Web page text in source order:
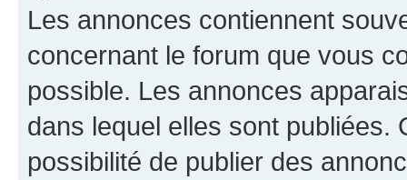
Les annonces contiennent
concernant le forum que vous
possible. Les annonces
dans lequel elles sont publiées.
possibilité de publier des